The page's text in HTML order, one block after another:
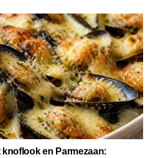
en Parmezaan: